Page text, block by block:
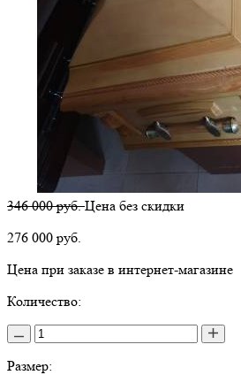
346 000 руб.Цена без скидки
276 000 руб.
Цена при заказе в интернет-магазине
Количество:
Размер: